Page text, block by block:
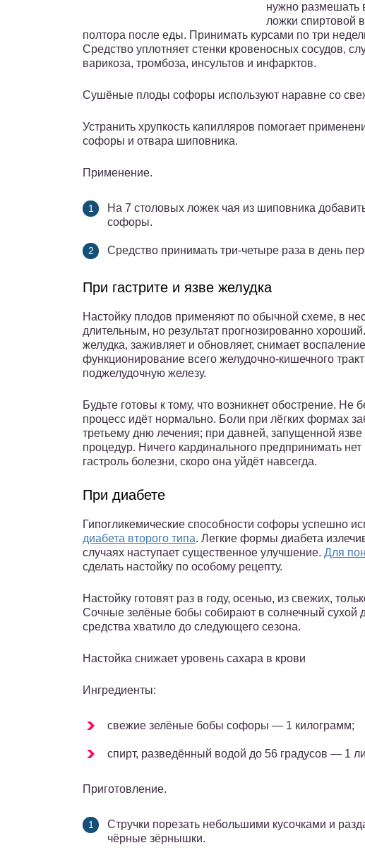
нужно размешать
ложки спиртовой
полтора после еды. Принимать курсами по три
Средство уплотняет стенки кровеносных сосудов,
варикоза, тромбоза, инсультов и инфарктов.
Сушёные плоды софоры используют наравне со
Устранить хрупкость капилляров помогает
софоры и отвара шиповника.
Применение.
На 7 столовых ложек чая из шиповника
софоры.
Средство принимать три-четыре раза в день
При гастрите и язве желудка
Настойку плодов применяют по обычной схеме, в
длительным, но результат прогнозированно
желудка, заживляет и обновляет, снимает
функционирование всего желудочно-кишечного
поджелудочную железу.
Будьте готовы к тому, что возникнет обострение. Не
процесс идёт нормально. Боли при лёгких формах
третьему дню лечения; при давней, запущенной
процедур. Ничего кардинального предпринимать
гастроль болезни, скоро она уйдёт навсегда.
При диабете
Гипогликемические способности софоры успешно
диабета второго типа. Легкие формы диабета
случаях наступает существенное улучшение. Для
сделать настойку по особому рецепту.
Настойку готовят раз в году, осенью, из свежих,
Сочные зелёные бобы собирают в солнечный сухой
средства хватило до следующего сезона.
Настойка снижает уровень сахара в крови
Ингредиенты:
свежие зелёные бобы софоры — 1 килограмм;
спирт, разведённый водой до 56 градусов — 1
Приготовление.
Стручки порезать небольшими кусочками и
чёрные зёрнышки.